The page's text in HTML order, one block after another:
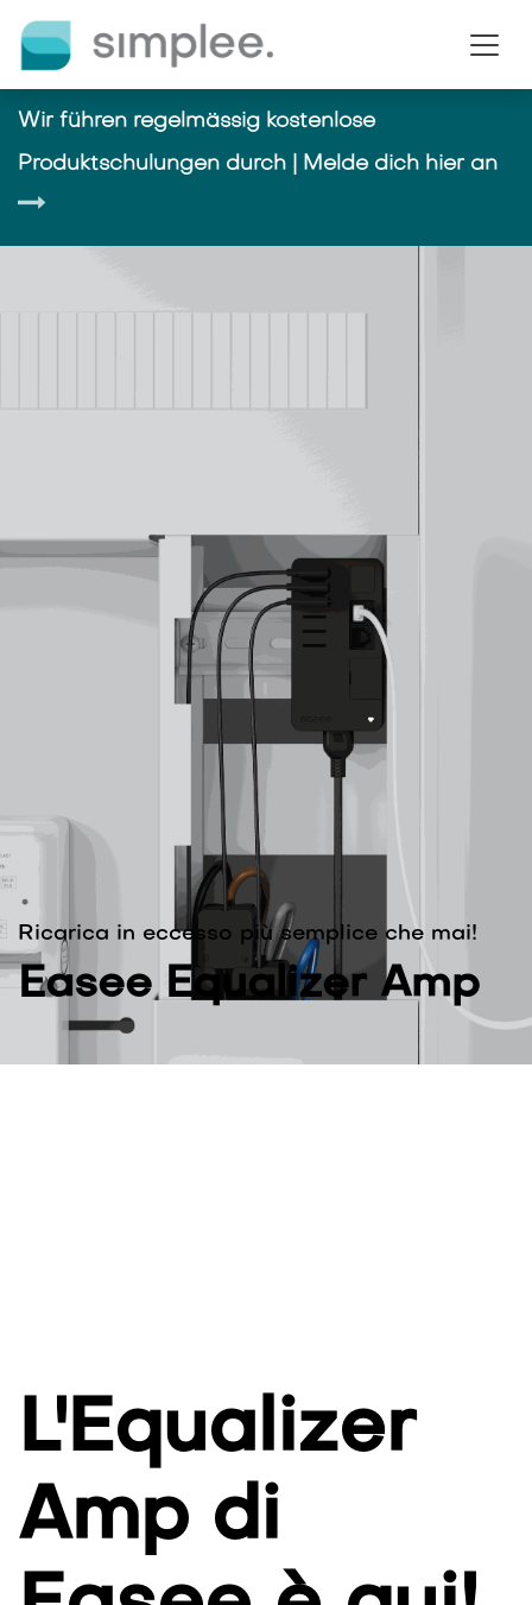
Wir führen regelmässig kostenlose
Produktschulungen durch | Melde dich hier an
Ricarica in eccesso più semplice che mai!
Easee Equalizer Amp
L'Equalizer
Amp di